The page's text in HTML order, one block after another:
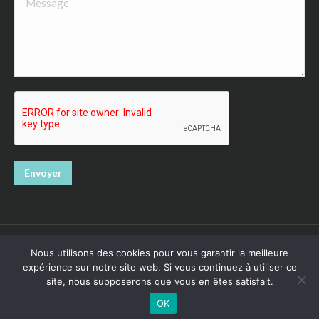
Envoyer
Pattoune chez soi - Pau
© Pattoune chez soi - Pau. Tous droits réservés.
Nous utilisons des cookies pour vous garantir la meilleure
expérience sur notre site web. Si vous continuez à utiliser ce
site, nous supposerons que vous en êtes satisfait.
OK